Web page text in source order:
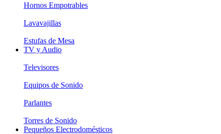
Hornos Empotrables
Lavavajillas
Estufas de Mesa
TV y Audio
Televisores
Equipos de Sonido
Parlantes
Torres de Sonido
Pequeños Electrodomésticos